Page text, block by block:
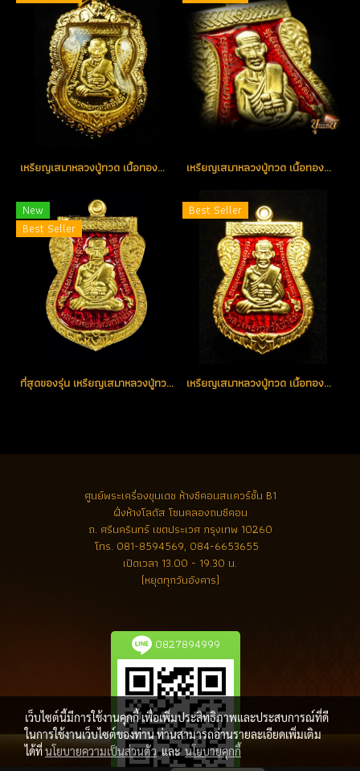
เหรียญเสมาหลวงปู่ทวด เนื้อทองคำ หมายเลข 22 สวยแชมป์ (ขายแล้ว) เหรียญเสมาหลวงปู่ทวด เนื้อทองคำลงยาสีแดง หมายเลข 166 (ขายแล้ว)
New
Best Seller
ที่สุดของรุ่น เหรียญเสมาหลวงปู่ทวด เนื้อทองคำลงยา(สีแดง) หมายเลข 1 รุ่น เสาร์ห้า มหามงคล ชาติตระกาล 100 ปี อ.ทิม วัดช้างให้ (โชว์อย่างเดียว)
Best Seller
เหรียญเสมาหลวงปู่ทวด เนื้อทองคำลงยา(สีแดง) หมายเลข 101 (ขายแล้ว)
ศูนย์พระเครื่องขุนเดช ห้างซีคอนสแควร์ชั้น B1
ฝั่งห้างโลตัส โซนคลองถมซีคอน
ถ. ศรีนครินทร์ เขตประเวศ กรุงเทพ 10260
โทร. 081-8594569, 084-6653655
เปิดเวลา 13.00 - 19.30 น.
(หยุดทุกวันอังคาร)
0827894999
เว็บไซต์นี้มีการใช้งานคุกกี้ เพื่อเพิ่มประสิทธิภาพและประสบการณ์ที่ดี
ในการใช้งานเว็บไซต์ของท่าน ท่านสามารถอ่านรายละเอียดเพิ่มเติม
ได้ที่นโยบายความเป็นส่วนตัวและ นโยบายคุกกี้